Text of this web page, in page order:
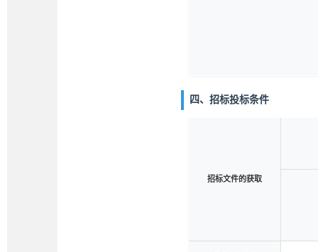
四、招标投标条件
招标文件的获取